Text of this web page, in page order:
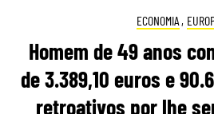
ECONOMIA ,
Homem de 49 anos
de 3.389,10 euros e
retroativos por lhe